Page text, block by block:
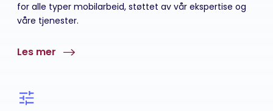
for alle typer mobilarbeid, støttet av vår ekspertise og
våre tjenester.
Les mer